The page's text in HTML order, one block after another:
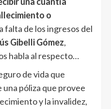
o
falta de los ingresos del
Gibelli Gómez,
habla al respecto…
de vida que
póliza que provee
y la invalidez,